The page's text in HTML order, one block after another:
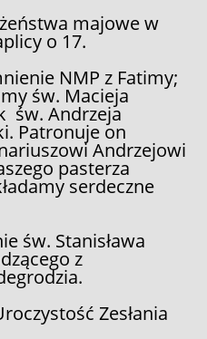
majowe w
o 17.
NMP z Fatimy;
św. Macieja
św. Andrzeja
Patronuje on
Andrzejowi
pasterza
serdeczne
św. Stanisława
z
Zesłania